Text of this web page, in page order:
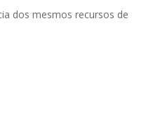
dos mesmos recursos de